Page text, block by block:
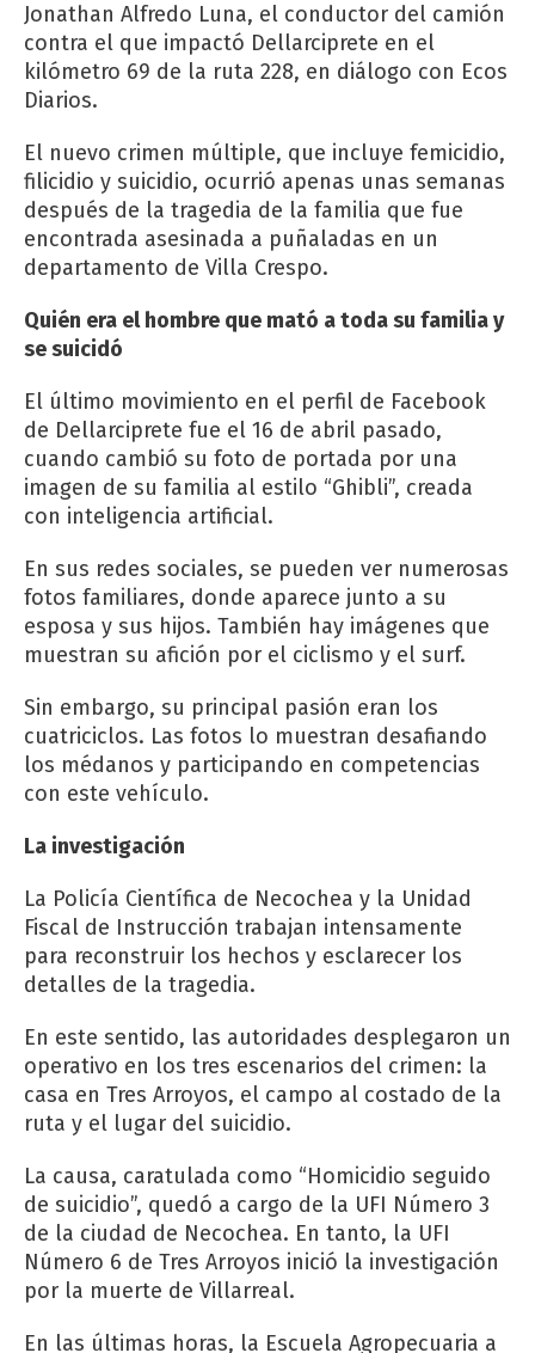
Jonathan Alfredo Luna, el conductor del camión
contra el que impactó Dellarciprete en el
kilómetro 69 de la ruta 228, en diálogo con Ecos
Diarios.
El nuevo crimen múltiple, que incluye femicidio,
filicidio y suicidio, ocurrió apenas unas semanas
después de la tragedia de la familia que fue
encontrada asesinada a puñaladas en un
departamento de Villa Crespo.
Quién era el hombre que mató a toda su familia y
se suicidó
El último movimiento en el perfil de Facebook
de Dellarciprete fue el 16 de abril pasado,
cuando cambió su foto de portada por una
imagen de su familia al estilo “Ghibli”, creada
con inteligencia artificial.
En sus redes sociales, se pueden ver numerosas
fotos familiares, donde aparece junto a su
esposa y sus hijos. También hay imágenes que
muestran su afición por el ciclismo y el surf.
Sin embargo, su principal pasión eran los
cuatriciclos. Las fotos lo muestran desafiando
los médanos y participando en competencias
con este vehículo.
La investigación
La Policía Científica de Necochea y la Unidad
Fiscal de Instrucción trabajan intensamente
para reconstruir los hechos y esclarecer los
detalles de la tragedia.
En este sentido, las autoridades desplegaron un
operativo en los tres escenarios del crimen: la
casa en Tres Arroyos, el campo al costado de la
ruta y el lugar del suicidio.
La causa, caratulada como “Homicidio seguido
de suicidio”, quedó a cargo de la UFI Número 3
de la ciudad de Necochea. En tanto, la UFI
Número 6 de Tres Arroyos inició la investigación
por la muerte de Villarreal.
En las últimas horas, la Escuela Agropecuaria a